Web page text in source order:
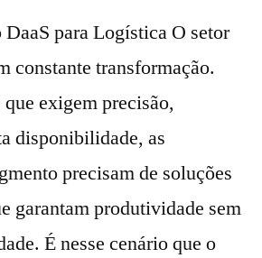
para Logística O setor
constante transformação.
exigem precisão,
disponibilidade, as
precisam de soluções
garantam produtividade sem
É nesse cenário que o